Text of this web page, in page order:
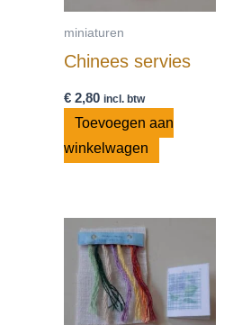
miniaturen
Chinees servies
€ 2,80 incl. btw
Toevoegen aan
winkelwagen